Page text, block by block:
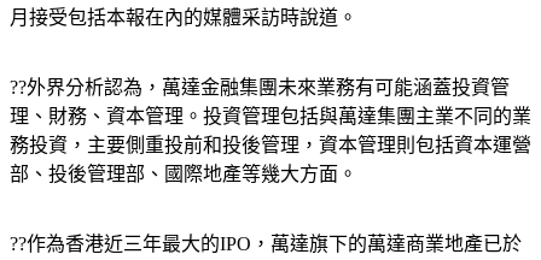
月接受包括本報在內的媒體采訪時說道。
??外界分析認為，萬達金融集團未來業務有可能涵蓋投資管
理、財務、資本管理。投資管理包括與萬達集團主業不同的業
務投資，主要側重投前和投後管理，資本管理則包括資本運營
部、投後管理部、國際地產等幾大方面。
??作為香港近三年最大的IPO，萬達旗下的萬達商業地產已於